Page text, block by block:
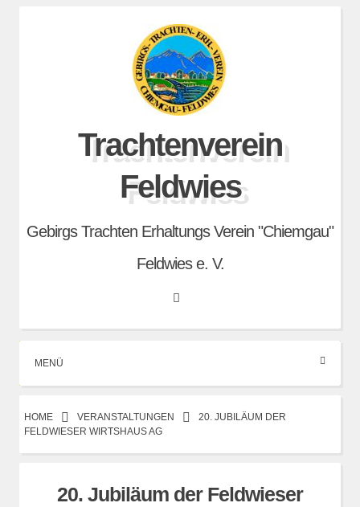
Trachtenverein
Feldwies
Gebirgs Trachten Erhaltungs Verein "Chiemgau"
Feldwies e. V.
Search
MENÜ
HOME VERANSTALTUNGEN
20. JUBILÄUM DER
FELDWIESER WIRTSHAUS AG
20. Jubiläum der Feldwieser